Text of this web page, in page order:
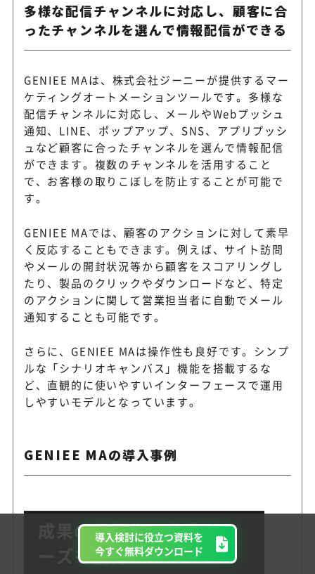
導入検討に役立つ資料を
今すぐ無料ダウンロード
多様な配信チャンネルに対応し、顧客に合
ったチャンネルを選んで情報配信ができる
GENIEE MAは、株式会社ジーニーが提供するマー
ケティングオートメーションツールです。多様な
配信チャンネルに対応し、メールやWebプッシュ
通知、LINE、ポップアップ、SNS、アプリプッシ
ュなど顧客に合ったチャンネルを選んで情報配信
ができます。複数のチャンネルを活用すること
で、お客様の取りこぼしを防止することが可能で
す。
GENIEE MAでは、顧客のアクションに対して素早
く反応することもできます。例えば、サイト訪問
やメールの開封状況等から顧客をスコアリングし
たり、製品のクリックやダウンロードなど、特定
のアクションに関して営業担当者に自動でメール
通知することも可能です。
さらに、GENIEE MAは操作性も良好です。シンプ
ルな「シナリオキャンバス」機能を搭載するな
ど、直観的に使いやすいインターフェースで運用
しやすいモデルとなっています。
GENIEE MAの導入事例
成果の可視化で求職者ニ
ーズを獲得